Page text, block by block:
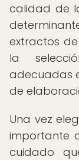
calidad de
extractos
la
adecuadas
de
Una vez
importante
cuidado